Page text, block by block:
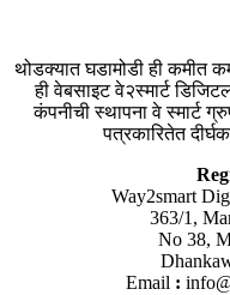
थोडक्यात घडामोडी ही कमीत
ही वेबसाइट वे२स्मार्ट
कंपनीची स्थापना वे स्मार्ट
पत्रकारितेत
Way2smart
363/1,
No 38,
Email :